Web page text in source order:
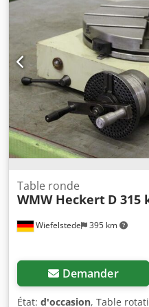
Vos avantages en tant que
distribution officiel pour
technique et service sur
pièces de rechange ✔
mise en service ✔ Projets
Allemagne Contactez-nous
conseiller et de vous
Wiefelstede 395 km
Table ronde
WMW Heckert D 315
Demander
État: d'occasion, Table